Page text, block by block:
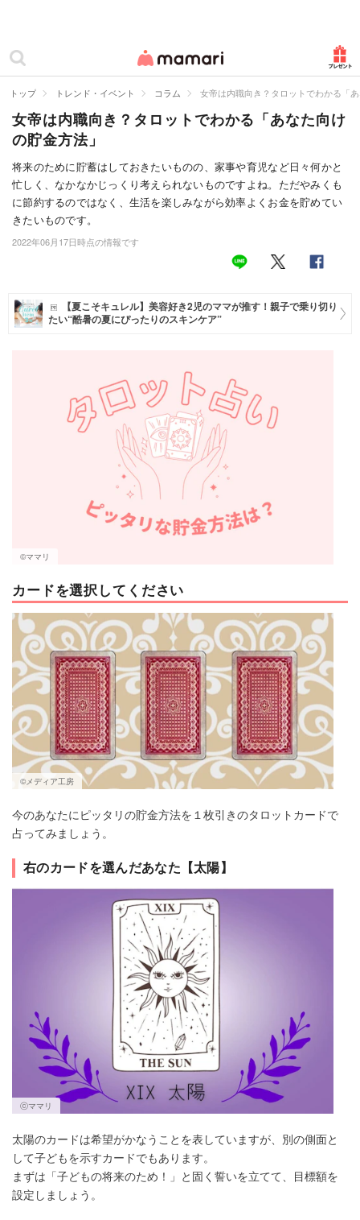
ママリ
カテゴリー一覧
妊娠
出産
赤ちゃん・育児
子育て・家族
お仕事
トレンド・イベント
トップ トレンド・イベント コラム 女帝は内職向き？タロットでわかる「
女帝は内職向き？タロットでわかる「あなた向け
の貯金方法」
将来のために貯蓄はしておきたいものの、家事や育児など日々何かと
忙しく、なかなかじっくり考えられないものですよね。ただやみくも
に節約するのではなく、生活を楽しみながら効率よくお金を貯めてい
きたいものです。
2022年06月17日時点の情報です
【夏こそキュレル】美容好き2児のママが推す！親子で乗り切り
たい“酷暑の夏にぴったりのスキンケア”
©ママリ
カードを選択してください
©メディア工房
今のあなたにピッタリの貯金方法を１枚引きのタロットカードで
占ってみましょう。
右のカードを選んだあなた【太陽】
ⓒママリ
太陽のカードは希望がかなうことを表していますが、別の側面と
して子どもを示すカードでもあります。
まずは「子どもの将来のため！」と固く誓いを立てて、目標額を
設定しましょう。